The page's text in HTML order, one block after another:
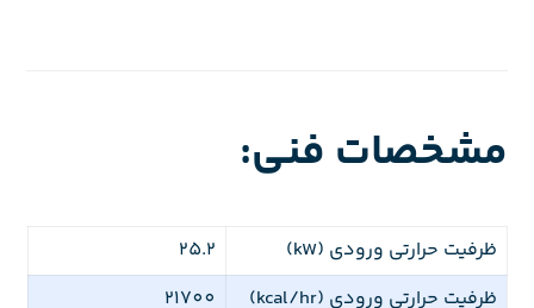
مشخصات فنی:
ظرفیت حرارتی ورودی (kW)
25.2
ظرفیت حرارتی ورودی (kcal/hr)
21700